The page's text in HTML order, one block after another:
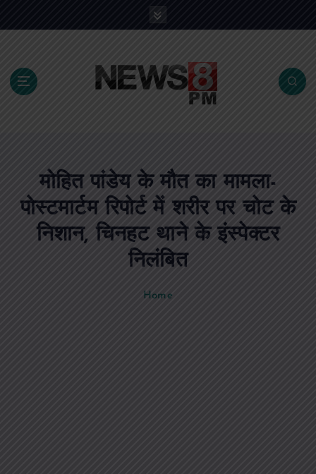
मोहित पांडेय के मौत का मामला-
पोस्टमार्टम रिपोर्ट में शरीर पर चोट के
निशान, चिनहट थाने के इंस्पेक्टर
निलंबित
Home